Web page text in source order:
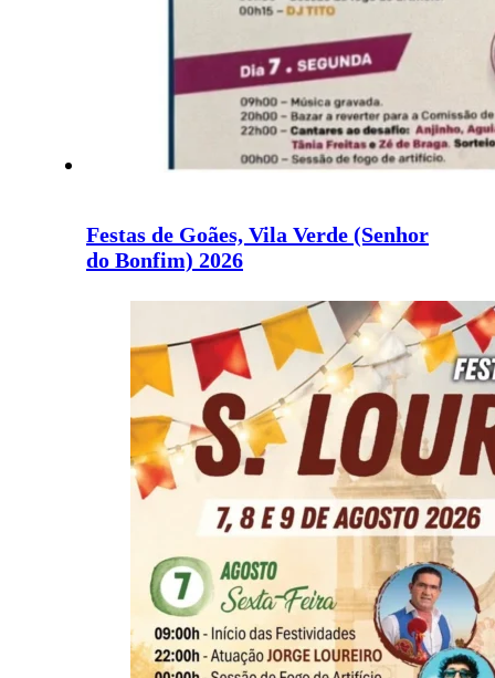
Festas de Goães, Vila Verde (Senhor
do Bonfim) 2026